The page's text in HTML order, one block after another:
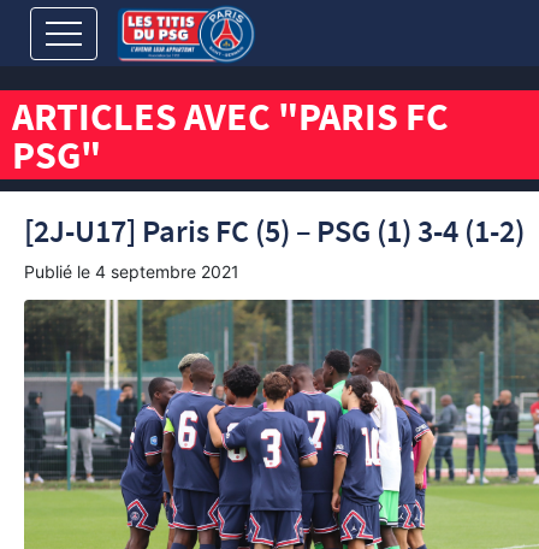
ARTICLES AVEC "PARIS FC
PSG"
[2J-U17] Paris FC (5) – PSG (1) 3-4 (1-2)
Publié le 4 septembre 2021